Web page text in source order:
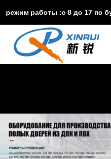
режим работы :с 8 до 17 по
vira@xinruisuji.com